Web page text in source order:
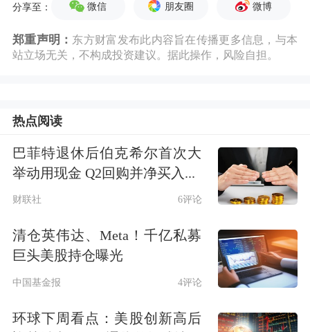
分享至： 微信 朋友圈 微博
郑重声明： 东方财富发布此内容旨在传播更多信息，与本
站立场无关，不构成投资建议。据此操作，风险自担。
热点阅读
巴菲特退休后伯克希尔首次大
举动用现金 Q2回购并净买入...
财联社 6评论
清仓英伟达、Meta！千亿私募
巨头美股持仓曝光
中国基金报 4评论
环球下周看点：美股创新高后